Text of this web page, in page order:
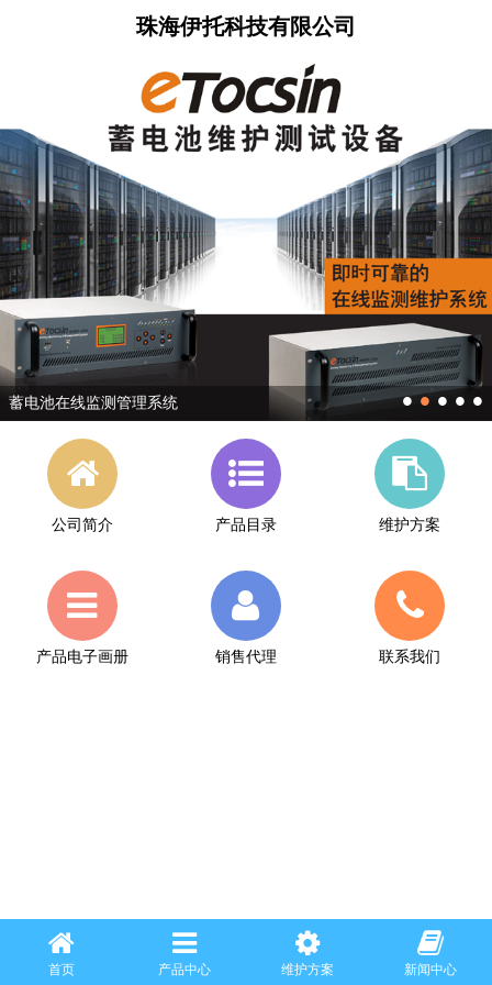
珠海伊托科技有限公司
蓄电池在线监测管理系统 •
•
•
•
•
公司简介 产品目录 维护方案
产品电子画册 销售代理 联系我们
首页 产品中心 维护方案 新闻中心